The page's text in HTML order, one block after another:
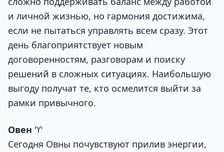
и личной жизнью, но гармония достижима,
если не пытаться управлять всем сразу. Этот
день благоприятствует новым
договоренностям, разговорам и поиску
решений в сложных ситуациях. Наибольшую
выгоду получат те, кто осмелится выйти за
рамки привычного.
Овен ♈
Сегодня Овны почувствуют прилив энергии,